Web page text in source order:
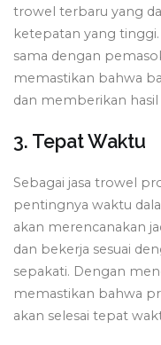
trowel terbaru yang
ketepatan yang
sama dengan
memastikan bahwa
dan memberikan
3. Tepat Waktu
Sebagai jasa trowel
pentingnya waktu
akan merencanakan
dan bekerja sesuai
sepakati. Dengan
memastikan bahwa
akan selesai tepat